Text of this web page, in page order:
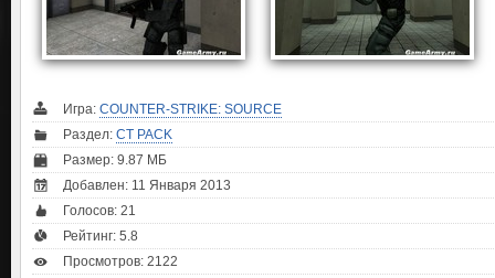
Игра: COUNTER-STRIKE: SOURCE
Раздел: CT PACK
Размер: 9.87 МБ
Добавлен: 11 Января 2013
Голосов: 21
Рейтинг: 5.8
Просмотров: 2122